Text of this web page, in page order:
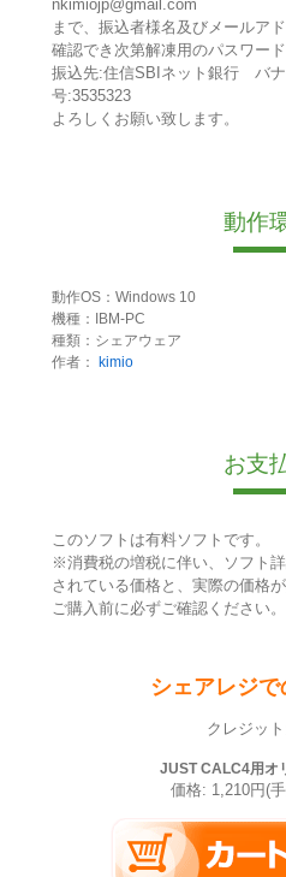
nkimiojp@gmail.com
まで、振込者様名及びメールア
確認でき次第解凍用のパスワード
振込先:住信SBIネット銀行 バ
号:3535323
よろしくお願い致します。
動作
動作OS：Windows 10
機種：IBM-PC
種類：シェアウェア
作者： kimio
お支
このソフトは有料ソフトです。
※消費税の増税に伴い、ソフト
されている価格と、実際の価格
ご購入前に必ずご確認ください。
シェアレジ
クレジッ
JUST CALC4用オ
価格: 1,210円(